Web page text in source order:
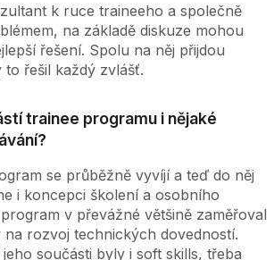
k ruce traineeho a společně
na základě diskuze mohou
řešení. Spolu na něj přijdou
řešil každý zvlášť.
trainee programu i nějaké
se průběžně vyvíjí a teď do něj
i koncepci školení a osobního
v převážné většině zaměřoval
na rozvoj technických dovedností.
součásti byly i soft skills, třeba